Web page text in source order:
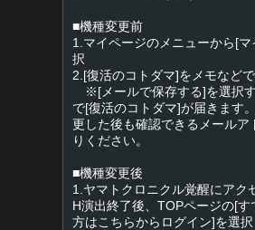
■機種変更前
1.マイページのメニューから[マ
択
2.[復活のコトダマ]をメモなど
※[メールで保存する]を選択
で[復活のコトダマ]が届きます
更した後も確認できるメールア
りください。
■機種変更後
1.ヤマトクロニクル覚醒にアク
H演出終了後、TOPページの[す
方はこちらからログイン]を選択